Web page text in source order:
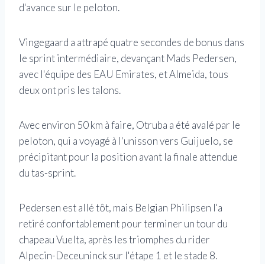
d'avance sur le peloton.
Vingegaard a attrapé quatre secondes de bonus dans
le sprint intermédiaire, devançant Mads Pedersen,
avec l'équipe des EAU Emirates, et Almeida, tous
deux ont pris les talons.
Avec environ 50 km à faire, Otruba a été avalé par le
peloton, qui a voyagé à l'unisson vers Guijuelo, se
précipitant pour la position avant la finale attendue
du tas-sprint.
Pedersen est allé tôt, mais Belgian Philipsen l'a
retiré confortablement pour terminer un tour du
chapeau Vuelta, après les triomphes du rider
Alpecin-Deceuninck sur l'étape 1 et le stade 8.